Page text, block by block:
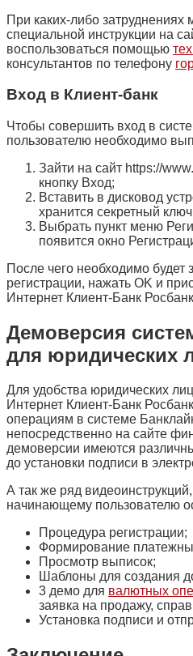
При каких-либо затруднениях
специальной инструкции на
воспользоваться помощью
консультантов по телефону
Вход в Клиент-банк
Чтобы совершить вход в
пользователю необходимо
Зайти на сайт https://
кнопку Вход;
Вставить в дисковод
хранится секретный
Выбрать пункт меню
появится окно
После чего необходимо будет
регистрации, нажать OK и
Интернет Клиент-Банк
Демоверсия
для юридических
Для удобства юридических
Интернет Клиент-Банк
операциям в системе
непосредственно на сайте
демоверсии имеются
до установки подписи в
А так же ряд
начинающему пользователю
Процедура регистрации;
Формирование
Просмотр выписок;
Шаблоны для создания
3 демо для валютных
заявка на продажу,
Установка подписи и